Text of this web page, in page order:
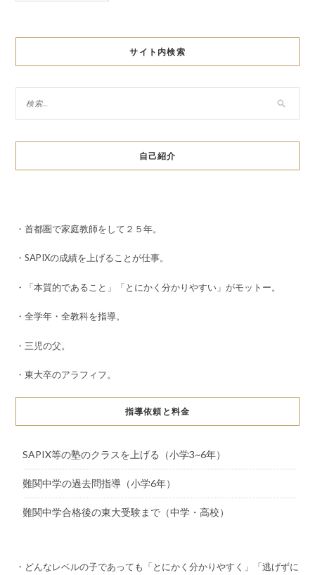
サイト内検索
自己紹介
・首都圏で家庭教師をして２５年。
・SAPIXの成績を上げることが仕事。
・「本質的であること」「とにかく分かりやすい」がモットー。
・全学年・全教科を指導。
・三児の父。
・東大卒のアラフィフ。
指導依頼と料金
SAPIX等の塾のクラスを上げる（小学3~6年）
難関中学の過去問指導（小学6年）
難関中学合格後の東大受験まで（中学・高校）
・どんなレベルの子であっても「とにかく分かりやすく」「逃げずに